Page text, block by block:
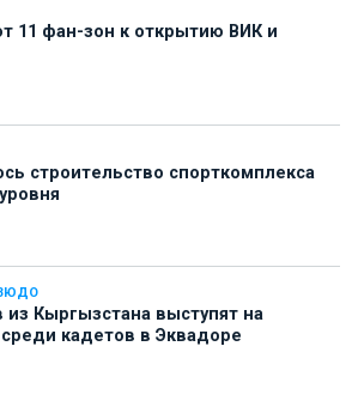
11 фан-зон к открытию ВИК и
строительство спорткомплекса
Кыргызстана выступят на
кадетов в Эквадоре